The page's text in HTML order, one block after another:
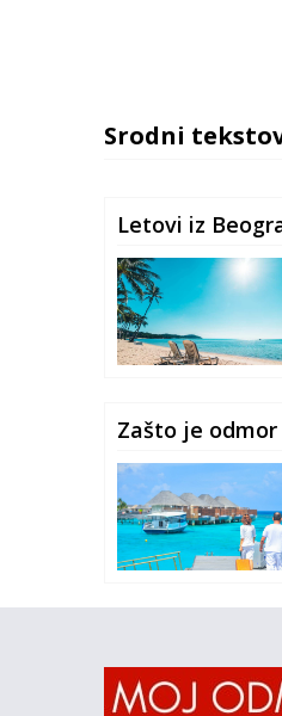
Srodni
Letovi iz
Zašto je